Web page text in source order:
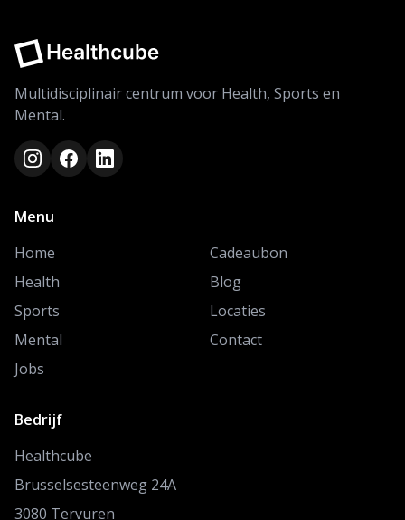
Multidisciplinair centrum voor Health, Sports en
Mental.
Menu
Home
Health
Sports
Mental
Jobs
Cadeaubon
Blog
Locaties
Contact
Bedrijf
Healthcube
Brusselsesteenweg 24A
3080 Tervuren